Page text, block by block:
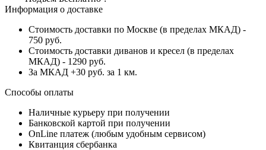
Информация о доставке
Стоимость доставки по Москве (в пределах МКАД) -
750 руб.
Стоимость доставки диванов и кресел (в пределах
МКАД) - 1290 руб.
За МКАД +30 руб. за 1 км.
Способы оплаты
Наличные курьеру при получении
Банковской картой при получении
OnLine платеж (любым удобным сервисом)
Квитанция сбербанка